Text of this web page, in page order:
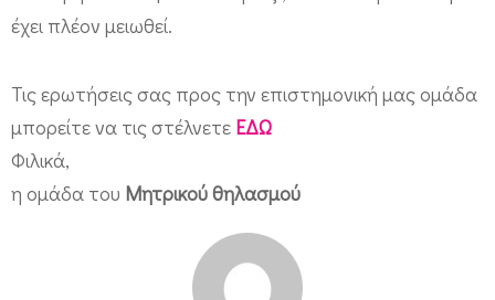
ν
α
π
ο
θ
έχει πλέον μειωθεί.
Τις ερωτήσεις σας προς την επιστημονική μας ομάδα
μπορείτε να τις στέλνετε ΕΔΩ
Φιλικά,
η ομάδα του Μητρικού θηλασμού